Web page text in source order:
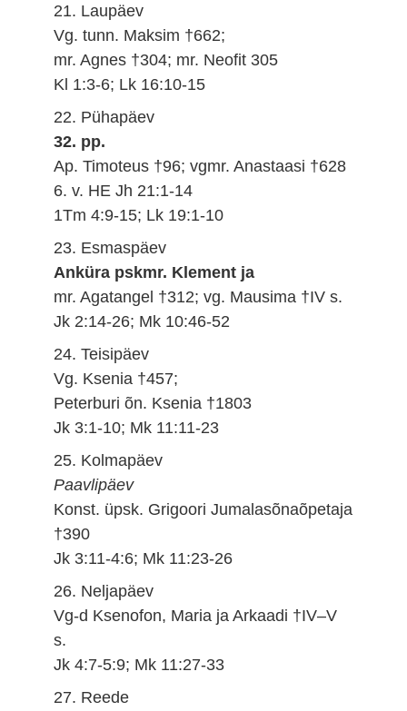
21. Laupäev
Vg. tunn. Maksim †662;
mr. Agnes †304; mr. Neofit 305
Kl 1:3-6; Lk 16:10-15
22. Pühapäev
32. pp.
Ap. Timoteus †96; vgmr. Anastaasi †628
6. v. HE Jh 21:1-14
1Tm 4:9-15; Lk 19:1-10
23. Esmaspäev
Anküra pskmr. Klement ja
mr. Agatangel †312; vg. Mausima †IV s.
Jk 2:14-26; Mk 10:46-52
24. Teisipäev
Vg. Ksenia †457;
Peterburi õn. Ksenia †1803
Jk 3:1-10; Mk 11:11-23
25. Kolmapäev
Paavlipäev
Konst. üpsk. Grigoori Jumalasõnaõpetaja
†390
Jk 3:11-4:6; Mk 11:23-26
26. Neljapäev
Vg-d Ksenofon, Maria ja Arkaadi †IV–V
s.
Jk 4:7-5:9; Mk 11:27-33
27. Reede